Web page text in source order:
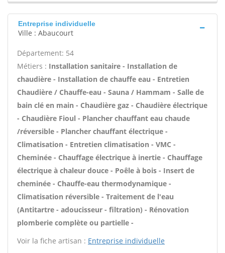
Entreprise individuelle
Ville : Abaucourt
Département: 54
Métiers : Installation sanitaire - Installation de
chaudière - Installation de chauffe eau - Entretien
Chaudière / Chauffe-eau - Sauna / Hammam - Salle de
bain clé en main - Chaudière gaz - Chaudière électrique
- Chaudière Fioul - Plancher chauffant eau chaude
/réversible - Plancher chauffant électrique -
Climatisation - Entretien climatisation - VMC -
Cheminée - Chauffage électrique à inertie - Chauffage
électrique à chaleur douce - Poêle à bois - Insert de
cheminée - Chauffe-eau thermodynamique -
Climatisation réversible - Traitement de l'eau
(Antitartre - adoucisseur - filtration) - Rénovation
plomberie complète ou partielle -
Voir la fiche artisan : Entreprise individuelle